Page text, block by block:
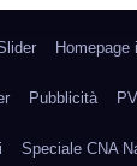
Homepage
Pubblicità
Speciale CNA